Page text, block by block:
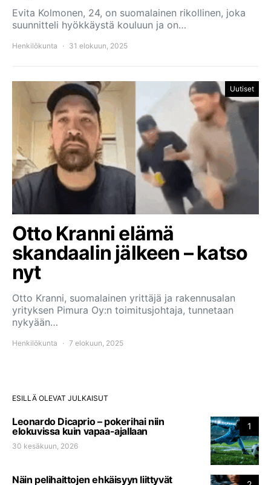
Evita Kolmonen, 24, on suomalainen rikollinen, joka
suunnitteli hyökkäystä kouluun ja on…
Henkilökunta 31 elokuun, 2025
Uutiset
Otto Kranni elämä
skandaalin jälkeen – katso
nyt
Otto Kranni, suomalainen yrittäjä ja rakennusalan
yrityksen Pimura Oy:n toimitusjohtaja, tunnetaan
nykyään…
Henkilökunta 7 elokuun, 2025
ESILLÄ OLEVAT JULKAISUT
1
Leonardo Dicaprio – pokerihai niin
elokuvissa kuin vapaa-ajallaan
30 kesäkuun, 2026
Näin pelihaittojen ehkäisyyn liittyvät